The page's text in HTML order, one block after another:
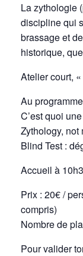
La zythologie
discipline qui
brassage et
historique,
Atelier court,
Au
C’est quoi
Zythology, not
Blind Test :
Accueil à
Prix : 20€ /
compris)
Nombre de
Pour valider